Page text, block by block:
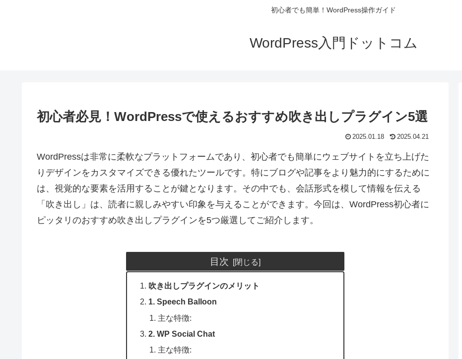
初心者でも簡単！WordPress操作ガイド
WordPress入門ドットコム
初心者必見！WordPressで使えるおすすめ吹き出しプラグイン5選
2025.01.18 2025.04.21
WordPressは非常に柔軟なプラットフォームであり、初心者でも簡単にウェブサイトを立ち上げた
りデザインをカスタマイズできる優れたツールです。特にブログや記事をより魅力的にするために
は、視覚的な要素を活用することが鍵となります。その中でも、会話形式を模して情報を伝える
「吹き出し」は、読者に親しみやすい印象を与えることができます。今回は、WordPress初心者に
ピッタリのおすすめ吹き出しプラグインを5つ厳選してご紹介します。
目次
吹き出しプラグインのメリット
1. Speech Balloon
主な特徴:
2. WP Social Chat
主な特徴: